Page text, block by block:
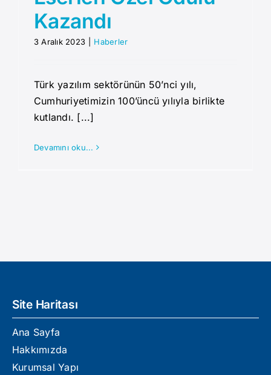
Haberler
Kazandı
3 Aralık 2023 Haberler
Türk yazılım sektörünün 50’nci yılı,
Cumhuriyetimizin 100’üncü yılıyla birlikte
kutlandı. [...]
Devamını oku...
Site Haritası
Ana Sayfa
Hakkımızda
Kurumsal Yapı